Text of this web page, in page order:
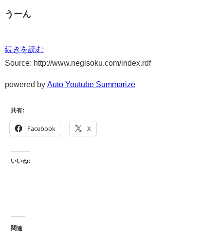
うーん
続きを読む
Source: http://www.negisoku.com/index.rdf
powered by Auto Youtube Summarize
共有:
Facebook X
いいね:
関連